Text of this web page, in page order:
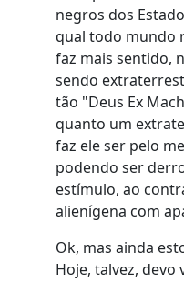
negros dos
qual todo mundo
faz mais sentido,
sendo
tão "Deus Ex
quanto um
faz ele ser pelo
podendo ser
estímulo, ao
alienígena com
Ok, mas ainda
Hoje, talvez, devo